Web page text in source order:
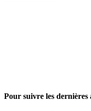
Pour suivre les dernières